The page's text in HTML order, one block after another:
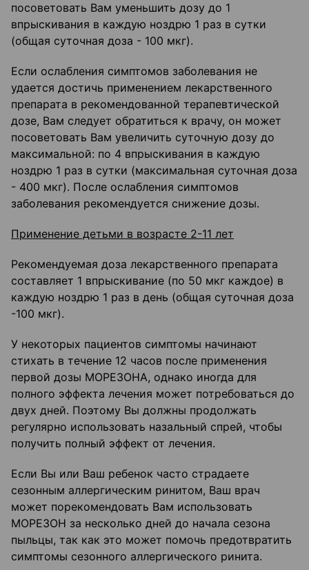
посоветовать Вам уменьшить дозу до 1
впрыскивания в каждую ноздрю 1 раз в сутки
(общая суточная доза - 100 мкг).
Если ослабления симптомов заболевания не
удается достичь применением лекарственного
препарата в рекомендованной терапевтической
дозе, Вам следует обратиться к врачу, он может
посоветовать Вам увеличить суточную дозу до
максимальной: по 4 впрыскивания в каждую
ноздрю 1 раз в сутки (максимальная суточная доза
- 400 мкг). После ослабления симптомов
заболевания рекомендуется снижение дозы.
Применение детьми в возрасте 2-11 лет
Рекомендуемая доза лекарственного препарата
составляет 1 впрыскивание (по 50 мкг каждое) в
каждую ноздрю 1 раз в день (общая суточная доза
-100 мкг).
У некоторых пациентов симптомы начинают
стихать в течение 12 часов после применения
первой дозы МОРЕЗОНА, однако иногда для
полного эффекта лечения может потребоваться до
двух дней. Поэтому Вы должны продолжать
регулярно использовать назальный спрей, чтобы
получить полный эффект от лечения.
Если Вы или Ваш ребенок часто страдаете
сезонным аллергическим ринитом, Ваш врач
может порекомендовать Вам использовать
МОРЕЗОН за несколько дней до начала сезона
пыльцы, так как это может помочь предотвратить
симптомы сезонного аллергического ринита.